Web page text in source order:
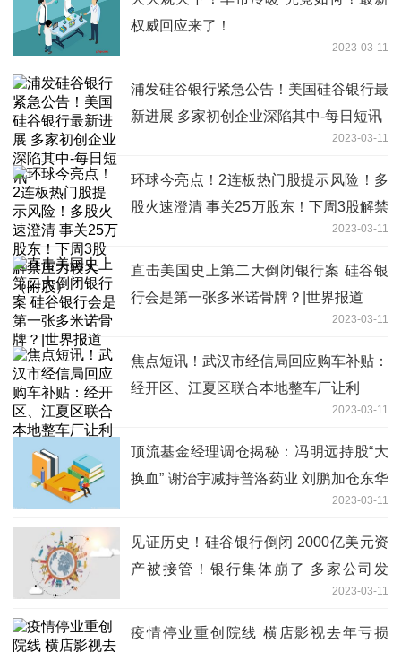
权威回应来了！
2023-03-11
浦发硅谷银行紧急公告！美国硅谷银行最
新进展 多家初创企业深陷其中-每日短讯
2023-03-11
环球今亮点！2连板热门股提示风险！多
股火速澄清 事关25万股东！下周3股解禁
2023-03-11
直击美国史上第二大倒闭银行案 硅谷银
行会是第一张多米诺骨牌？|世界报道
2023-03-11
焦点短讯！武汉市经信局回应购车补贴：
经开区、江夏区联合本地整车厂让利
2023-03-11
顶流基金经理调仓揭秘：冯明远持股“大
换血” 谢治宇减持普洛药业 刘鹏加仓东华
2023-03-11
见证历史！硅谷银行倒闭 2000亿美元资
产被接管！银行集体崩了 多家公司发
2023-03-11
疫情停业重创院线 横店影视去年亏损